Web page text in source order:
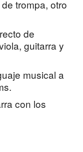
trompa, otro
de
guitarra y
musical a
con los